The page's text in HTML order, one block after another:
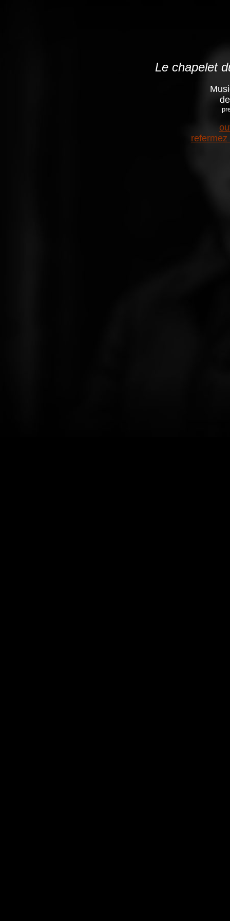
Le chapelet